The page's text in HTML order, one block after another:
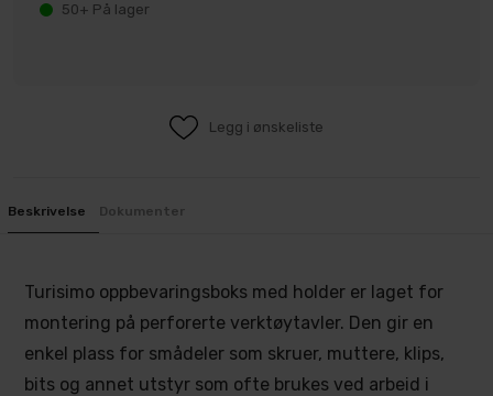
50+ På lager
Legg i ønskeliste
Beskrivelse Dokumenter
Turisimo oppbevaringsboks med holder er laget for
montering på perforerte verktøytavler. Den gir en
enkel plass for smådeler som skruer, muttere, klips,
bits og annet utstyr som ofte brukes ved arbeid i